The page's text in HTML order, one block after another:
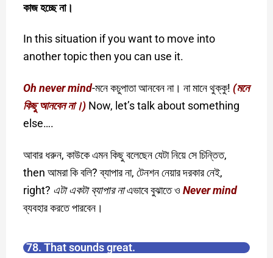
কাজ হচ্ছে না।
In this situation if you want to move into
another topic then you can use it.
Oh never mind-মনে কচুপাতা আনবেন না। না মানে থুক্কু! (মনে
কিছু আনবেন না।) Now, let’s talk about something
else….
আবার ধরুন, কাউকে এমন কিছু বলেছেন যেটা নিয়ে সে চিন্তিত,
then আমরা কি বলি? ব্যাপার না, টেনশন নেয়ার দরকার নেই,
right? এটাএকটাব্যাপার নাএভাবে বুঝাতে ওNever mind
ব্যবহার করতে পারবেন।
78. That sounds great.